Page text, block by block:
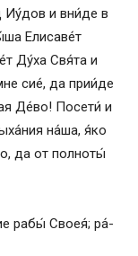
Иу́дов и вни́­де в
Елисаве́т
Ду́­ха Свя́та и
сие́, да при­и́де
Де́­во! Посети́ и
на́­ша, я́ко
да от полноты́
ра­бы́ Своея́; ра́­